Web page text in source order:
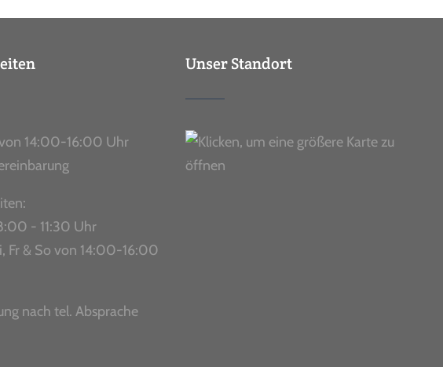
14:00-16:00 Uhr
- 11:30 Uhr
Fr & So von 14:00-16:00
nach tel. Absprache
Unser Standort